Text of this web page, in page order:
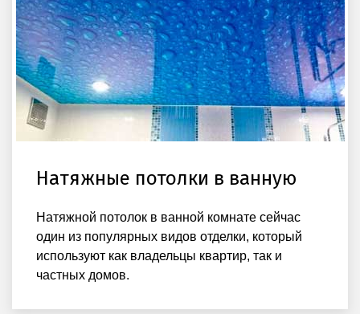
Натяжные потолки в ванную
Натяжной потолок в ванной комнате сейчас
один из популярных видов отделки, который
используют как владельцы квартир, так и
частных домов.